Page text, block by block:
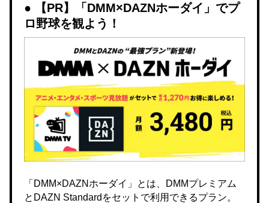
【PR】「DMM×DAZNホーダイ」でプ
ロ野球を観よう！
「DMM×DAZNホーダイ」とは、DMMプレミアム
とDAZN Standardをセットで利用できるプラン。